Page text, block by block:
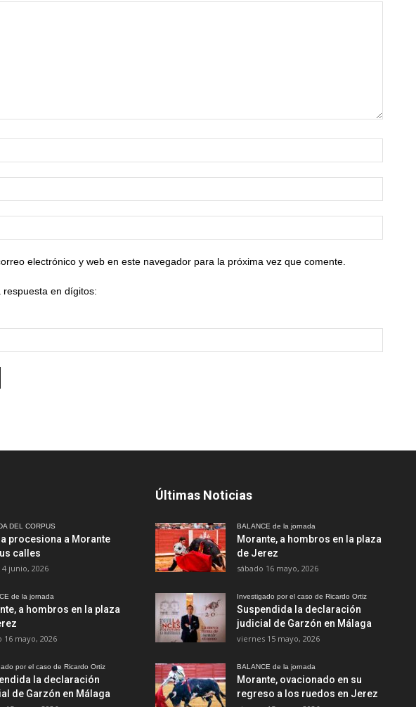
electrónico y web en este navegador para la próxima vez que comente.
respuesta en dígitos:
DEL CORPUS
procesiona a Morante
calles
junio, 2026
de la jornada
a hombros en la plaza
16 mayo, 2026
por el caso de Ricardo Ortiz
la declaración
de Garzón en Málaga
Últimas Noticias
BALANCE de la jornada
Morante, a hombros en la plaza
de Jerez
sábado 16 mayo, 2026
Investigado por el caso de Ricardo Ortiz
Suspendida la declaración
judicial de Garzón en Málaga
viernes 15 mayo, 2026
BALANCE de la jornada
Morante, ovacionado en su
regreso a los ruedos en Jerez